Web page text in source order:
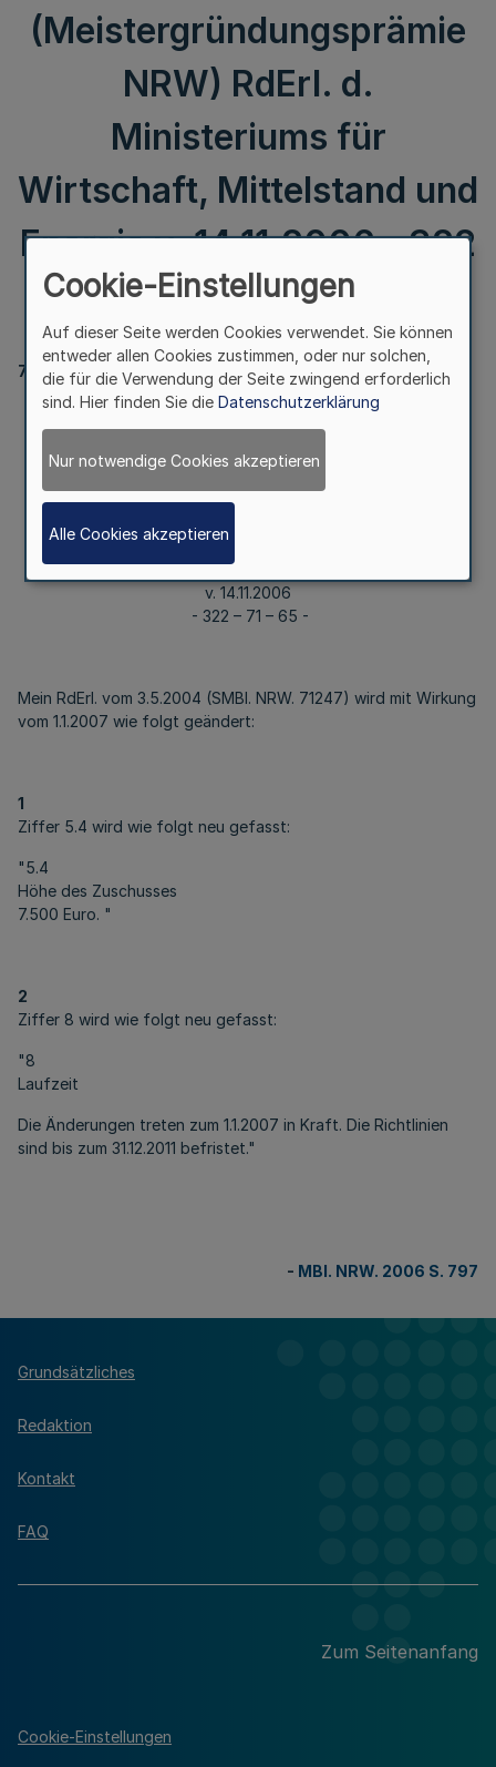
(Meistergründungsprämie
NRW) RdErl. d.
Ministeriums für
Wirtschaft, Mittelstand und
Energie v. 14.11.2006 - 322
– 71 – 65 -
71247
Richtlinien über die Gewährung von
arbeitsplatzschaffenden
Existenzgründungshilfen für Handwerksmeister/-innen
RdErl. d. Ministeriums für Wirtschaft, Mittelstand und Energie
v. 14.11.2006
- 322 – 71 – 65 -
Mein RdErl. vom 3.5.2004 (SMBl. NRW. 71247) wird mit Wirkung
vom 1.1.2007 wie folgt geändert:
1
Ziffer 5.4 wird wie folgt neu gefasst:
"5.4
Höhe des Zuschusses
7.500 Euro. "
2
Ziffer 8 wird wie folgt neu gefasst:
"8
Laufzeit
Die Änderungen treten zum 1.1.2007 in Kraft. Die Richtlinien
sind bis zum 31.12.2011 befristet."
- MBl. NRW. 2006 S. 797
Grundsätzliches
Redaktion
Kontakt
FAQ
Zum Seitenanfang
Cookie-Einstellungen
Cookie-Einstellungen
Auf dieser Seite werden Cookies verwendet. Sie können
entweder allen Cookies zustimmen, oder nur solchen,
die für die Verwendung der Seite zwingend erforderlich
sind. Hier finden Sie die Datenschutzerklärung
Nur notwendige Cookies akzeptieren
Alle Cookies akzeptieren